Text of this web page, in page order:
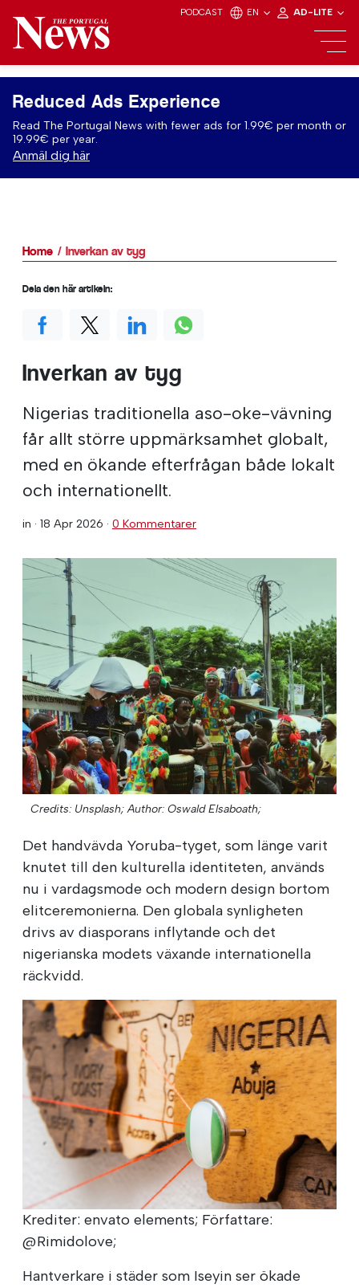
PODCAST EN AD-LITE
Reduced Ads Experience
Read The Portugal News with fewer ads for 1.99€ per month or
19.99€ per year.
Anmäl dig här
Home Inverkan av tyg
Inverkan av tyg
Nigerias traditionella aso-oke-vävning
får allt större uppmärksamhet globalt,
med en ökande efterfrågan både lokalt
och internationellt.
in · 18 Apr 2026 · 0 Kommentarer
Credits: Unsplash; Author: Oswald Elsaboath;
Det handvävda Yoruba-tyget, som länge varit
knutet till den kulturella identiteten, används
nu i vardagsmode och modern design bortom
elitceremonierna. Den globala synligheten
drivs av diasporans inflytande och det
nigerianska modets växande internationella
räckvidd.
Krediter: envato elements; Författare:
@Rimidolove;
Hantverkare i städer som Iseyin ser ökade
Dela den här artikeln: